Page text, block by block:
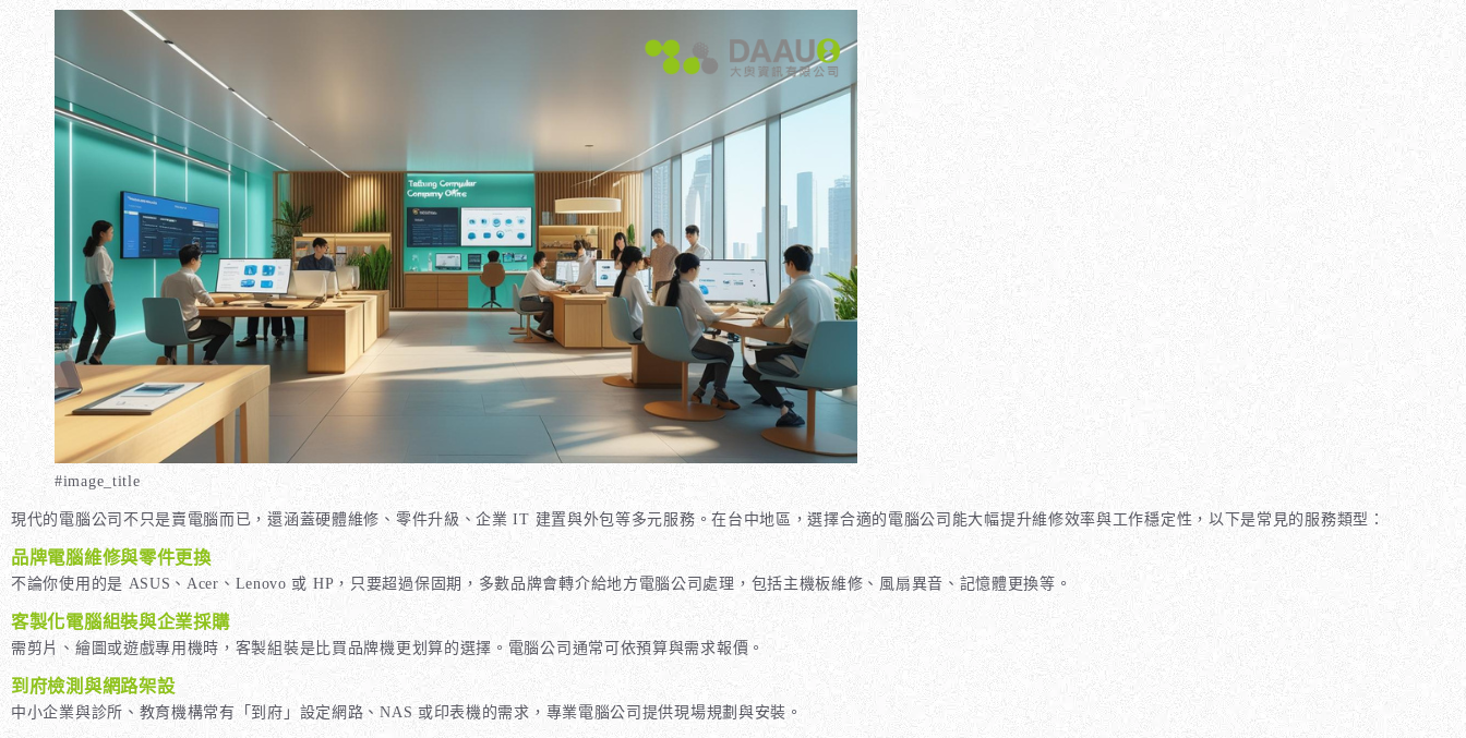
#image_title
現代的電腦公司不只是賣電腦而已，還涵蓋硬體維修、零件升級、企業 IT 建置與外包等多元服務。在台中地區，選擇合適的電腦公司能大幅提升維修效率與工作穩定性，以下是常見的服務類型：
品牌電腦維修與零件更換
不論你使用的是 ASUS、Acer、Lenovo 或 HP，只要超過保固期，多數品牌會轉介給地方電腦公司處理，包括主機板維修、風扇異音、記憶體更換等。
客製化電腦組裝與企業採購
需剪片、繪圖或遊戲專用機時，客製組裝是比買品牌機更划算的選擇。電腦公司通常可依預算與需求報價。
到府檢測與網路架設
中小企業與診所、教育機構常有「到府」設定網路、NAS 或印表機的需求，專業電腦公司提供現場規劃與安裝。